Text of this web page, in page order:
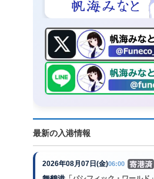
最新の入港情報
2026年08月07日(金)06:00